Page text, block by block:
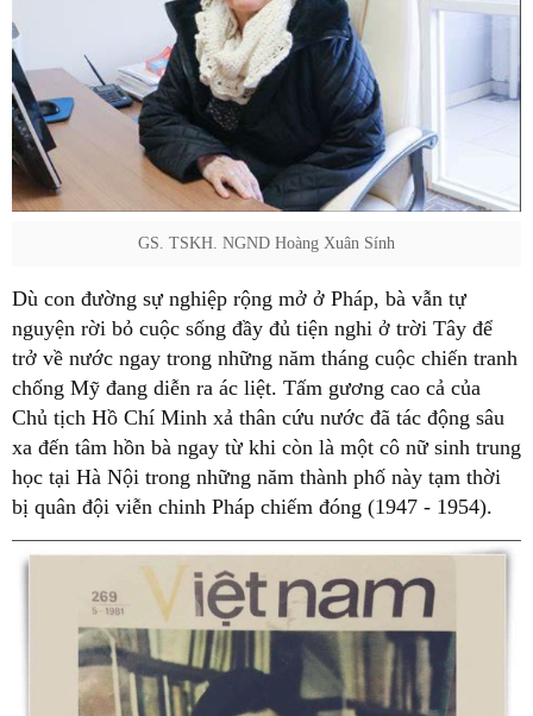
GS. TSKH. NGND Hoàng Xuân Sính
Dù con đường sự nghiệp rộng mở ở Pháp, bà vẫn tự
nguyện rời bỏ cuộc sống đầy đủ tiện nghi ở trời Tây để
trở về nước ngay trong những năm tháng cuộc chiến tranh
chống Mỹ đang diễn ra ác liệt. Tấm gương cao cả của
Chủ tịch Hồ Chí Minh xả thân cứu nước đã tác động sâu
xa đến tâm hồn bà ngay từ khi còn là một cô nữ sinh trung
học tại Hà Nội trong những năm thành phố này tạm thời
bị quân đội viễn chinh Pháp chiếm đóng (1947 - 1954).